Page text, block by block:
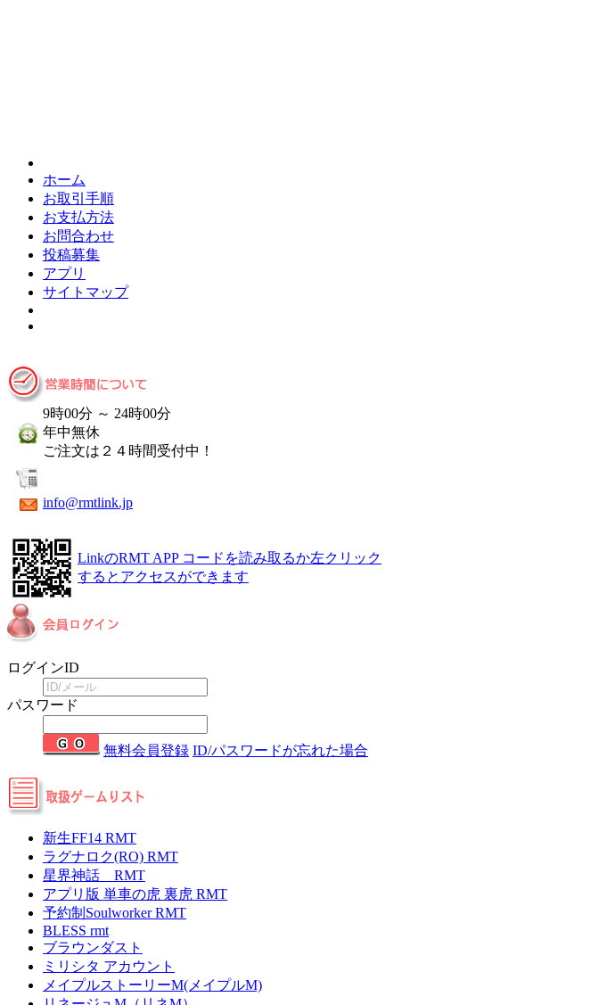
ホーム
お取引手順
お支払方法
お問合わせ
投稿募集
アプリ
サイトマップ
9時00分 ～ 24時00分
年中無休
ご注文は２４時間受付中！
info@rmtlink.jp
LinkのRMT APP コードを読み取るか左クリック
するとアクセスができます
ログインID
パスワード
無料会員登録 ID/パスワードが忘れた場合
新生FF14 RMT
ラグナロク(RO) RMT
星界神話 RMT
アプリ版 単車の虎 裏虎 RMT
予約制Soulworker RMT
BLESS rmt
ブラウンダスト
ミリシタ アカウント
メイプルストーリーM(メイプルM)